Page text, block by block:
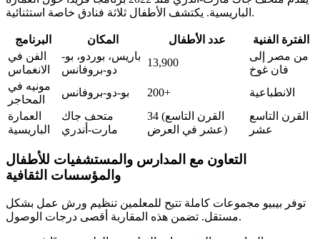
الباريسية. يكتشف الأطفال ثلاثة فنادق خاصة استثنائية.
البرنامج المكان عدد الأطفال
الفترة الفنية
الفن في
الانغماس
باريس، بوردو، بو-
دو-بروفانس
13,900
من مصر إلى
فان غوخ
مونيه في
المحاجر
بو-دو-بروفانس 200+
الانطباعية
العمارة
الباريسية
متحف جاك
مارت-أندري
34 (القرن التاسع
عشر في العرض)
القرن التاسع
عشر
التعاون مع المدارس والمستشفيات للأطفال
والمؤسسات الثقافية
توفر بيبيو مجموعات كاملة تتيح للمعلمين تنظيم ورش عمل بشكل
مستقل. تضمن هذه المقاربة أقصى درجات الوصول.